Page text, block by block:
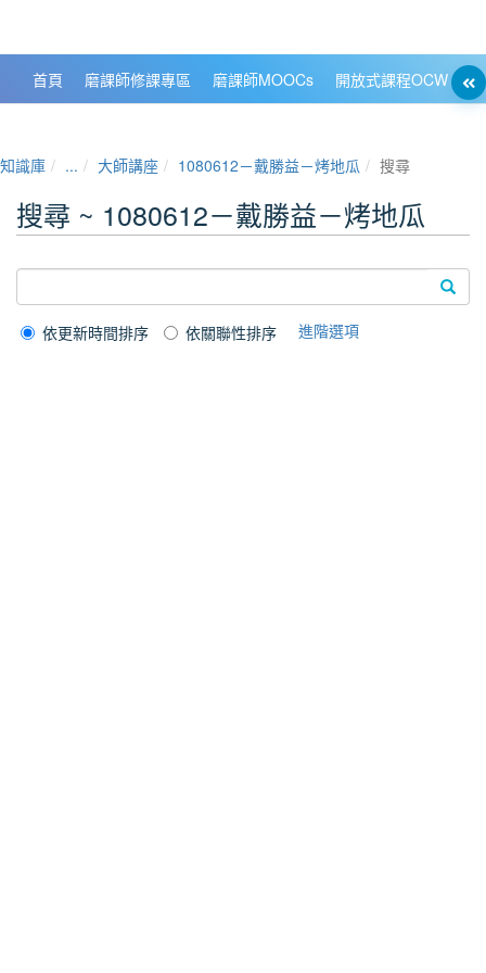
首頁 磨課師修課專區 磨課師MOOCs 開放式課程OCW
知識庫 ... 大師講座 1080612－戴勝益－烤地瓜 搜尋
搜尋 ~ 1080612－戴勝益－烤地瓜
依更新時間排序 依關聯性排序 進階選項